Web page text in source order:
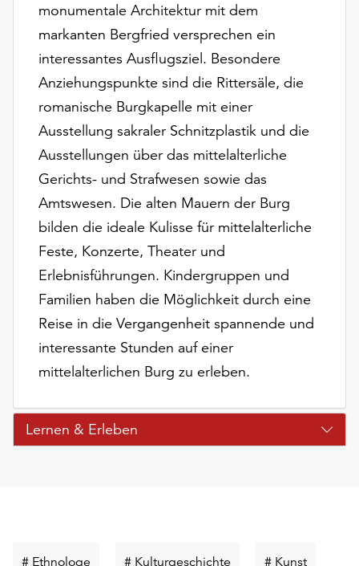
Verfügung.
Funktionale
Cookies
werden
ohne
Einverständnis
ausgeführt.
Möchten
verwendeten
Cookies
anpassen,
erreichen
die
Schaltfläche
in
monumentale Architektur mit dem
markanten Bergfried versprechen ein
interessantes Ausflugsziel. Besondere
Anziehungspunkte sind die Rittersäle, die
romanische Burgkapelle mit einer
Ausstellung sakraler Schnitzplastik und die
Ausstellungen über das mittelalterliche
Gerichts- und Strafwesen sowie das
Amtswesen. Die alten Mauern der Burg
bilden die ideale Kulisse für mittelalterliche
Feste, Konzerte, Theater und
Erlebnisführungen. Kindergruppen und
Familien haben die Möglichkeit durch eine
Reise in die Vergangenheit spannende und
interessante Stunden auf einer
mittelalterlichen Burg zu erleben.
Lernen & Erleben
# Ethnologe Schlüsselwort
# Kulturgeschichte Schlüsselwort
# Kunst